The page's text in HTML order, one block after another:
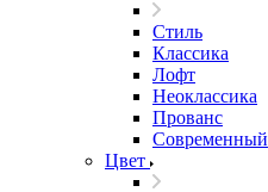
Стиль
Классика
Лофт
Неоклассика
Прованс
Современный
Цвет